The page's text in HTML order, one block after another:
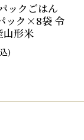
ックごはん
ック×8袋 令
山形米